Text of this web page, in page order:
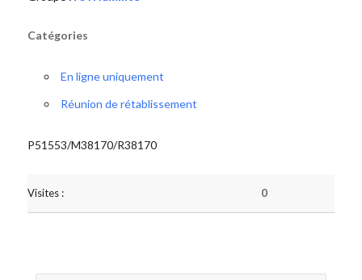
Catégories
En ligne uniquement
Réunion de rétablissement
P51553/M38170/R38170
Visites : 0